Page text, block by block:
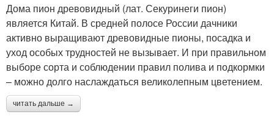
Дома пион древовидный (лат. Секуринеги пион)
является Китай. В средней полосе России дачники
активно выращивают древовидные пионы, посадка и
уход особых трудностей не вызывает. И при правильном
выборе сорта и соблюдении правил полива и подкормки
– можно долго наслаждаться великолепным цветением.
читать дальше →